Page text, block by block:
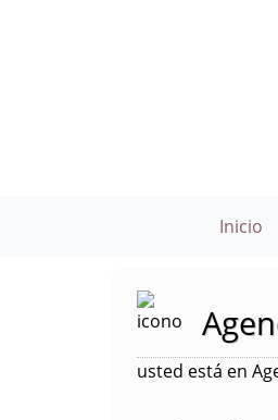
Inicio
usted está en